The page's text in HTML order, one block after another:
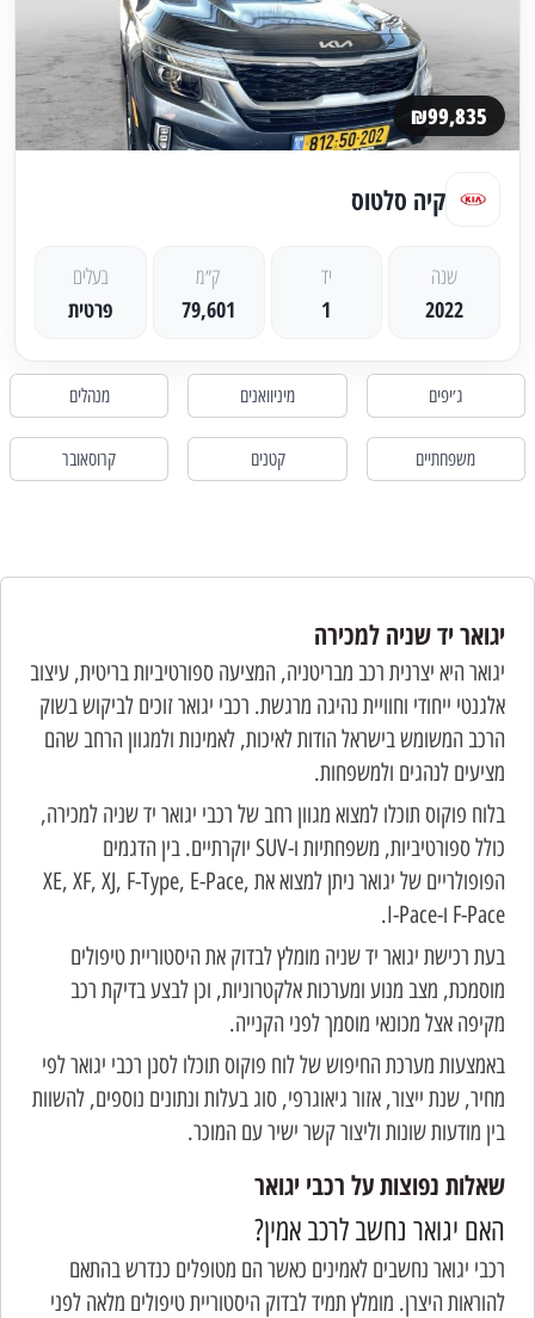
₪99,835
קיה סלטוס
שנה
2022
יד
1
ק״מ
79,601
בעלים
פרטית
ג׳יפים מיניוואנים מנהלים
משפחתיים קטנים קרוסאובר
יגואר יד שניה למכירה
יגואר היא יצרנית רכב מבריטניה, המציעה ספורטיביות בריטית, עיצוב
אלגנטי ייחודי וחוויית נהיגה מרגשת. רכבי יגואר זוכים לביקוש בשוק
הרכב המשומש בישראל הודות לאיכות, לאמינות ולמגוון הרחב שהם
מציעים לנהגים ולמשפחות.
בלוח פוקוס תוכלו למצוא מגוון רחב של רכבי יגואר יד שניה למכירה,
כולל ספורטיביות, משפחתיות ו-SUV יוקרתיים. בין הדגמים
הפופולריים של יגואר ניתן למצוא את XE, XF, XJ, F-Type, E-Pace,
F-Pace ו-I-Pace.
בעת רכישת יגואר יד שניה מומלץ לבדוק את היסטוריית טיפולים
מוסמכת, מצב מנוע ומערכות אלקטרוניות, וכן לבצע בדיקת רכב
מקיפה אצל מכונאי מוסמך לפני הקנייה.
באמצעות מערכת החיפוש של לוח פוקוס תוכלו לסנן רכבי יגואר לפי
מחיר, שנת ייצור, אזור גיאוגרפי, סוג בעלות ונתונים נוספים, להשוות
בין מודעות שונות וליצור קשר ישיר עם המוכר.
שאלות נפוצות על רכבי יגואר
האם יגואר נחשב לרכב אמין?
רכבי יגואר נחשבים לאמינים כאשר הם מטופלים כנדרש בהתאם
להוראות היצרן. מומלץ תמיד לבדוק היסטוריית טיפולים מלאה לפני